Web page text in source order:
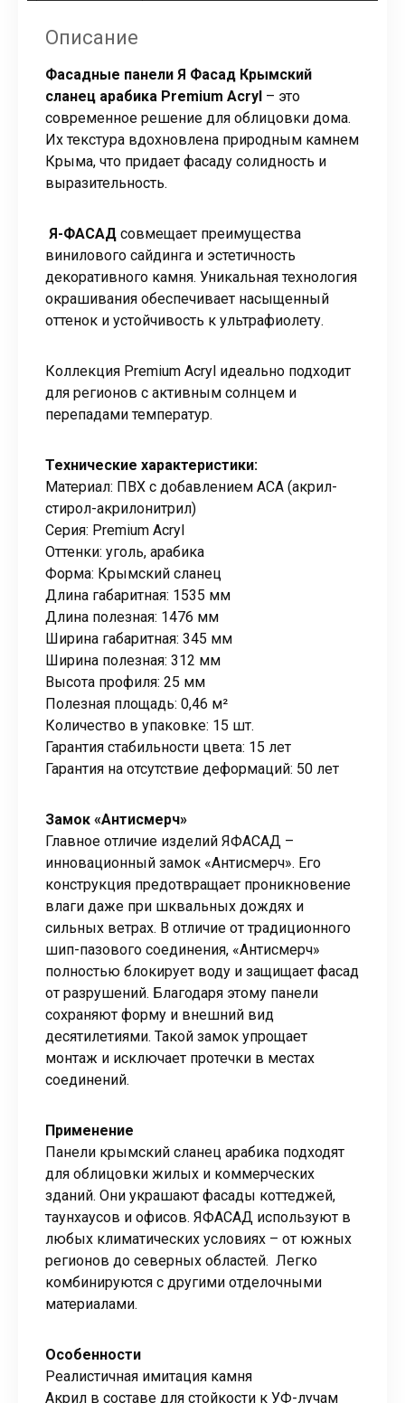
Описание
Фасадные панели Я Фасад Крымский
сланец арабика Premium Acryl – это
современное решение для облицовки дома.
Их текстура вдохновлена природным камнем
Крыма, что придает фасаду солидность и
выразительность.
Я-ФАСАД совмещает преимущества
винилового сайдинга и эстетичность
декоративного камня. Уникальная технология
окрашивания обеспечивает насыщенный
оттенок и устойчивость к ультрафиолету.
Коллекция Premium Acryl идеально подходит
для регионов с активным солнцем и
перепадами температур.
Технические характеристики:
Материал: ПВХ с добавлением АСА (акрил-
стирол-акрилонитрил)
Серия: Premium Acryl
Оттенки: уголь, арабика
Форма: Крымский сланец
Длина габаритная: 1535 мм
Длина полезная: 1476 мм
Ширина габаритная: 345 мм
Ширина полезная: 312 мм
Высота профиля: 25 мм
Полезная площадь: 0,46 м²
Количество в упаковке: 15 шт.
Гарантия стабильности цвета: 15 лет
Гарантия на отсутствие деформаций: 50 лет
Замок «Антисмерч»
Главное отличие изделий ЯФАСАД –
инновационный замок «Антисмерч». Его
конструкция предотвращает проникновение
влаги даже при шквальных дождях и
сильных ветрах. В отличие от традиционного
шип-пазового соединения, «Антисмерч»
полностью блокирует воду и защищает фасад
от разрушений. Благодаря этому панели
сохраняют форму и внешний вид
десятилетиями. Такой замок упрощает
монтаж и исключает протечки в местах
соединений.
Применение
Панели крымский сланец арабика подходят
для облицовки жилых и коммерческих
зданий. Они украшают фасады коттеджей,
таунхаусов и офисов. ЯФАСАД используют в
любых климатических условиях – от южных
регионов до северных областей. Легко
комбинируются с другими отделочными
материалами.
Особенности
Реалистичная имитация камня
Акрил в составе для стойкости к УФ-лучам